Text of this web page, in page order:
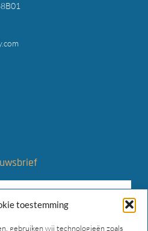
toestemming
gebruiken wij technologieën zoals